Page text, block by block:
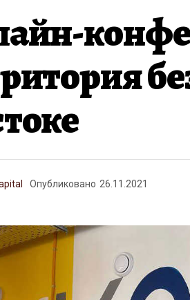
Опубликовано 26.11.2021